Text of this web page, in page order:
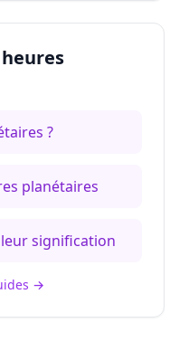
?
planétaires
signification
→